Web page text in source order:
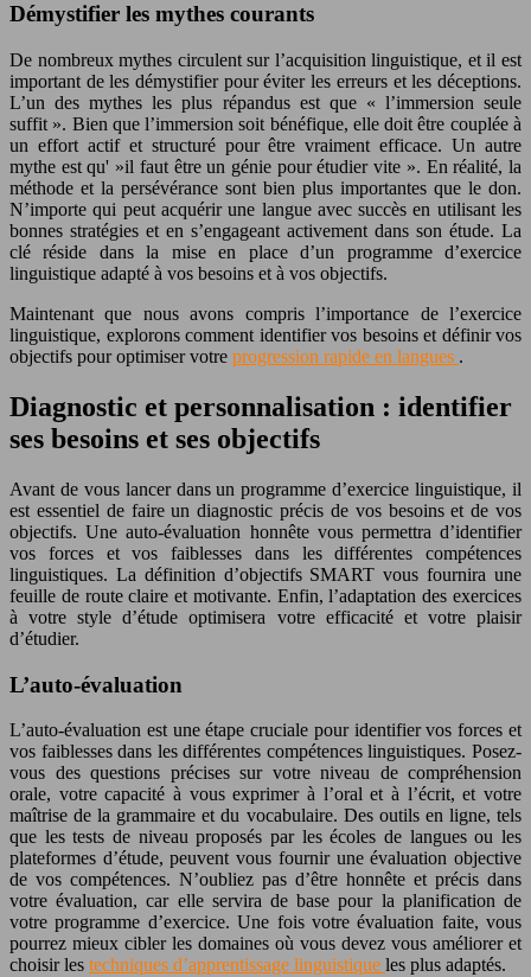
Démystifier les mythes courants
De nombreux mythes circulent sur l’acquisition linguistique, et il est
important de les démystifier pour éviter les erreurs et les déceptions.
L’un des mythes les plus répandus est que « l’immersion seule
suffit ». Bien que l’immersion soit bénéfique, elle doit être couplée à
un effort actif et structuré pour être vraiment efficace. Un autre
mythe est qu' »il faut être un génie pour étudier vite ». En réalité, la
méthode et la persévérance sont bien plus importantes que le don.
N’importe qui peut acquérir une langue avec succès en utilisant les
bonnes stratégies et en s’engageant activement dans son étude. La
clé réside dans la mise en place d’un programme d’exercice
linguistique adapté à vos besoins et à vos objectifs.
Maintenant que nous avons compris l’importance de l’exercice
linguistique, explorons comment identifier vos besoins et définir vos
objectifs pour optimiser votre progression rapide en langues .
Diagnostic et personnalisation : identifier
ses besoins et ses objectifs
Avant de vous lancer dans un programme d’exercice linguistique, il
est essentiel de faire un diagnostic précis de vos besoins et de vos
objectifs. Une auto-évaluation honnête vous permettra d’identifier
vos forces et vos faiblesses dans les différentes compétences
linguistiques. La définition d’objectifs SMART vous fournira une
feuille de route claire et motivante. Enfin, l’adaptation des exercices
à votre style d’étude optimisera votre efficacité et votre plaisir
d’étudier.
L’auto-évaluation
L’auto-évaluation est une étape cruciale pour identifier vos forces et
vos faiblesses dans les différentes compétences linguistiques. Posez-
vous des questions précises sur votre niveau de compréhension
orale, votre capacité à vous exprimer à l’oral et à l’écrit, et votre
maîtrise de la grammaire et du vocabulaire. Des outils en ligne, tels
que les tests de niveau proposés par les écoles de langues ou les
plateformes d’étude, peuvent vous fournir une évaluation objective
de vos compétences. N’oubliez pas d’être honnête et précis dans
votre évaluation, car elle servira de base pour la planification de
votre programme d’exercice. Une fois votre évaluation faite, vous
pourrez mieux cibler les domaines où vous devez vous améliorer et
choisir les techniques d’apprentissage linguistique les plus adaptés.